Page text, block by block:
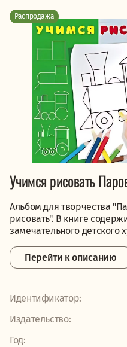
Распродажа
Учимся рисовать
Альбом для творчества
рисовать". В книге
замечательного
Перейти к описанию
Идентификатор:
Издательство:
Год: